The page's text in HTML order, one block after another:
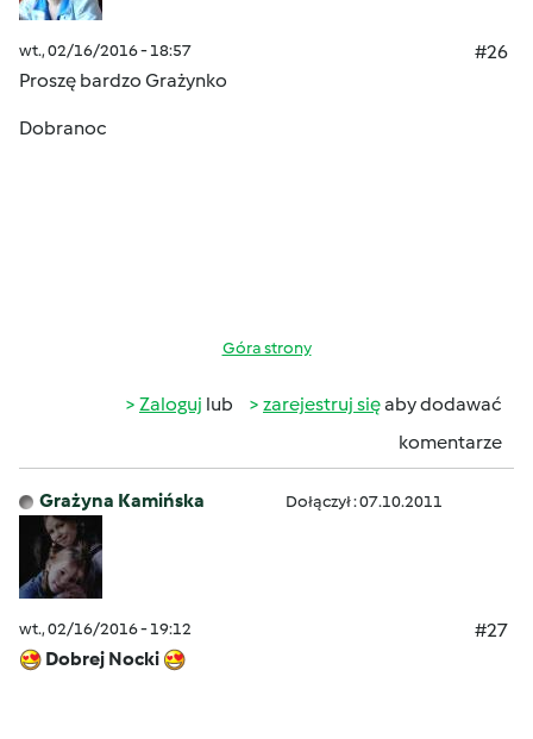
wt., 02/16/2016 - 18:57
#26
Proszę bardzo Grażynko
Dobranoc
Góra strony
Zaloguj lub zarejestruj sięaby dodawać
komentarze
Grażyna Kamińska Dołączył : 07.10.2011
wt., 02/16/2016 - 19:12
#27
Dobrej Nocki